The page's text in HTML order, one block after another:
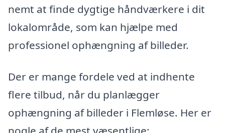
nemt at finde dygtige håndværkere i dit
lokalområde, som kan hjælpe med
professionel ophængning af billeder.
Der er mange fordele ved at indhente
flere tilbud, når du planlægger
ophængning af billeder i Flemløse. Her er